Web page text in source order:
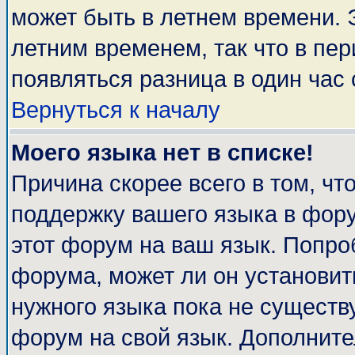
может быть в летнем времени.
летним временем, так что в
появляться разница в один
Вернуться к началу
Моего языка нет в списке!
Причина скорее всего в том,
поддержку вашего языка в
этот форум на ваш язык.
форума, может ли он
нужного языка пока не
форум на свой язык.